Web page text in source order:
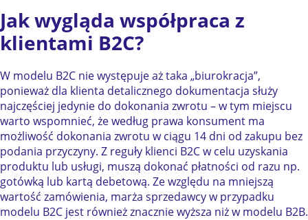
Jak wygląda współpraca z
klientami B2C?
W modelu B2C nie występuje aż taka „biurokracja”,
ponieważ dla klienta detalicznego dokumentacja służy
najczęściej jedynie do dokonania zwrotu – w tym miejscu
warto wspomnieć, że według prawa konsument ma
możliwość dokonania zwrotu w ciągu 14 dni od zakupu bez
podania przyczyny. Z reguły klienci B2C w celu uzyskania
produktu lub usługi, muszą dokonać płatności od razu np.
gotówką lub kartą debetową. Ze względu na mniejszą
wartość zamówienia, marża sprzedawcy w przypadku
modelu B2C jest również znacznie wyższa niż w modelu B2B.